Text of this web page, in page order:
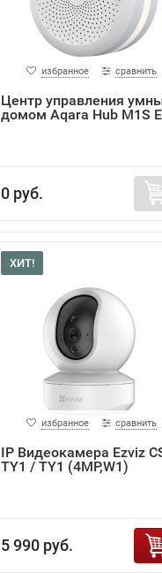
избранное сравнить
Центр управления
домом Aqara Hub M1S
0 руб.
ХИТ!
избранное сравнить
IP Видеокамера Ezviz
TY1 / TY1 (4MP,W1)
5 990 руб.